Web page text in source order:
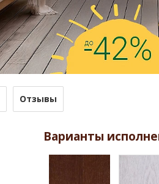
Отзывы
Варианты